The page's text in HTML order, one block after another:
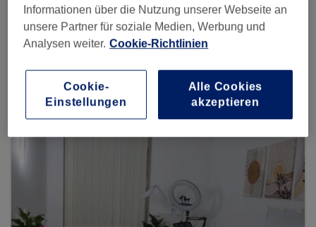
Luli Nails & Lashes Hamburg
Wandsbeker Chaussee 164, 22089 Hamburg, Eilbek
Informationen über die Nutzung unserer Webseite an
unsere Partner für soziale Medien, Werbung und
Analysen weiter. Cookie-Richtlinien
Cookie-
Einstellungen
Alle Cookies
akzeptieren